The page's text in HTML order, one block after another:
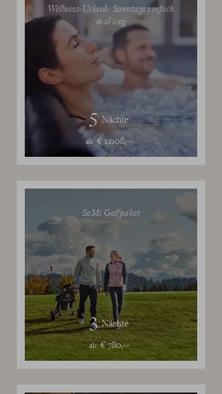
SoMi Golfpaket
3 Nächte
ab € 780,--
Wellness-Urlaub: Sonntags einfach
mal weg
5 Nächte
ab € 1.008,--